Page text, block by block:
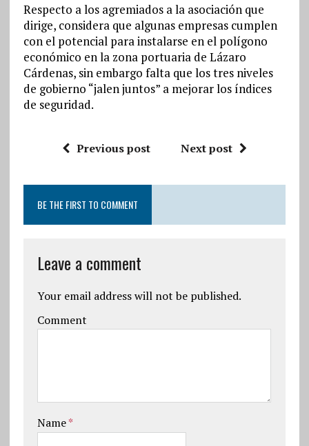
Respecto a los agremiados a la asociación que
dirige, considera que algunas empresas cumplen
con el potencial para instalarse en el polígono
económico en la zona portuaria de Lázaro
Cárdenas, sin embargo falta que los tres niveles
de gobierno “jalen juntos” a mejorar los índices
de seguridad.
Previous post Next post
BE THE FIRST TO COMMENT
Leave a comment
Your email address will not be published.
Comment
Name*